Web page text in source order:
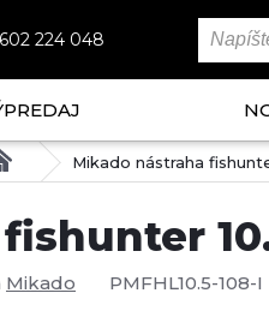
602 224 048
Mikado nástraha
Mikado
PMFHL10.5-108-I